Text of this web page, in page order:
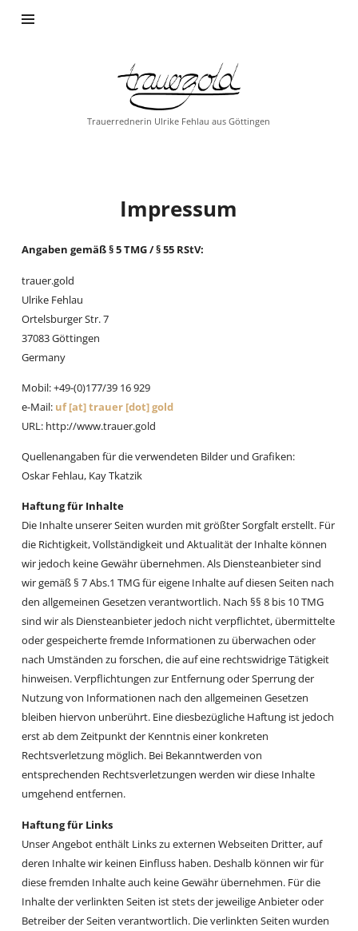
Trauerrednerin Ulrike Fehlau aus Göttingen
Impressum
Angaben gemäß § 5 TMG / § 55 RStV:
trauer.gold
Ulrike Fehlau
Ortelsburger Str. 7
37083 Göttingen
Germany
Mobil: +49-(0)177/39 16 929
e-Mail: uf [at] trauer [dot] gold
URL: http://www.trauer.gold
Quellenangaben für die verwendeten Bilder und Grafiken:
Oskar Fehlau, Kay Tkatzik
Haftung für Inhalte
Die Inhalte unserer Seiten wurden mit größter Sorgfalt erstellt. Für
die Richtigkeit, Vollständigkeit und Aktualität der Inhalte können
wir jedoch keine Gewähr übernehmen. Als Diensteanbieter sind
wir gemäß § 7 Abs.1 TMG für eigene Inhalte auf diesen Seiten nach
den allgemeinen Gesetzen verantwortlich. Nach §§ 8 bis 10 TMG
sind wir als Diensteanbieter jedoch nicht verpflichtet, übermittelte
oder gespeicherte fremde Informationen zu überwachen oder
nach Umständen zu forschen, die auf eine rechtswidrige Tätigkeit
hinweisen. Verpflichtungen zur Entfernung oder Sperrung der
Nutzung von Informationen nach den allgemeinen Gesetzen
bleiben hiervon unberührt. Eine diesbezügliche Haftung ist jedoch
erst ab dem Zeitpunkt der Kenntnis einer konkreten
Rechtsverletzung möglich. Bei Bekanntwerden von
entsprechenden Rechtsverletzungen werden wir diese Inhalte
umgehend entfernen.
​Haftung für Links
Unser Angebot enthält Links zu externen Webseiten Dritter, auf
deren Inhalte wir keinen Einfluss haben. Deshalb können wir für
diese fremden Inhalte auch keine Gewähr übernehmen. Für die
Inhalte der verlinkten Seiten ist stets der jeweilige Anbieter oder
Betreiber der Seiten verantwortlich. Die verlinkten Seiten wurden